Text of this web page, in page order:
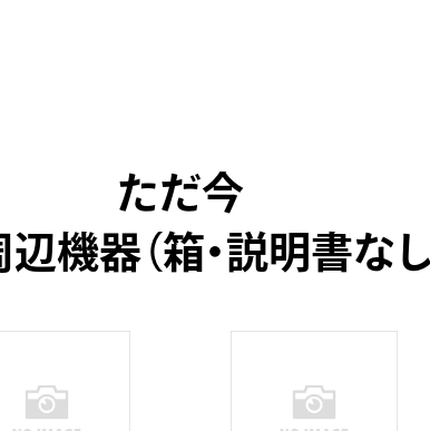
ただ今
機器（箱・説明書な